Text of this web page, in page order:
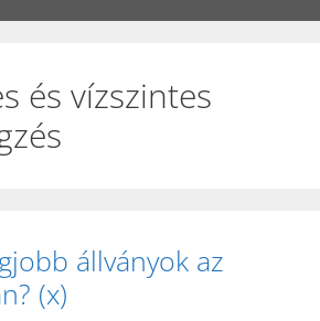
és vízszintes
állványok az
(x)